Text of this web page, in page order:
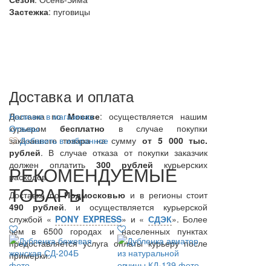
Застежка: пуговицы
Доставка и оплата
Доставка поМоскве: осуществляется нашим
курьеромбесплатно в случае покупки
заказанного товара на суммуот 5 000 тыс.
рублей. В случае отказа от покупки заказчик
должен оплатить300 рублей курьерских
расходов.
Доставка поПодмосковью и в регионы стоит
490 рублей. и осуществляется курьерской
службой « PONY EXPRESS» и « СДЭК». Более
чем в 6500 городах и населенных пунктах
предоставляется услуга оплаты курьеру после
примерки.
Наличие в магазинах
Отзывы
Добавить в избранное
РЕКОМЕНДУЕМЫЕ
ТОВАРЫ